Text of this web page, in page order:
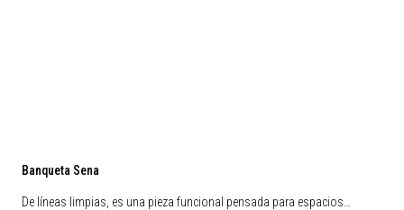
Banqueta Sena
De líneas limpias, es una pieza funcional pensada para espacios…